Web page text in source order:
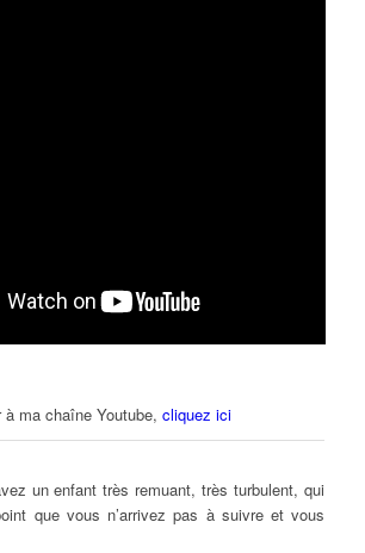
ma chaîne Youtube, cliquez ici
un enfant très remuant, très turbulent, qui
que vous n’arrivez pas à suivre et vous